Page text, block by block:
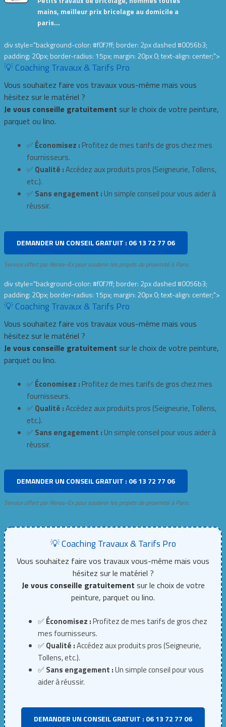
mains, meilleur prix bricolage au domicile a
paris…
div style="background-color: #f0f7ff; border: 2px dashed #0056b3;
padding: 20px; border-radius: 15px; margin: 20px 0; text-align: center;">
💡 Coaching Travaux & Tarifs Pro
Vous souhaitez faire vos travaux vous-même mais vous
hésitez sur le matériel ?
Je vous conseille gratuitement sur le choix de votre peinture,
parquet ou lino.
✅ Économisez : Profitez de mes tarifs de gros chez mes
fournisseurs.
✅ Qualité :Accédez aux produits pros (Seigneurie, Tollens,
etc.).
✅ Sans engagement : Un simple conseil pour vous aider à
réussir.
DEMANDER UN CONSEIL GRATUIT : 06 13 72 77 06
Service offert par Renov-Ex pour soutenir les projets de proximité à Paris.
div style="background-color: #f0f7ff; border: 2px dashed #0056b3;
padding: 20px; border-radius: 15px; margin: 20px 0; text-align: center;">
💡 Coaching Travaux & Tarifs Pro
Vous souhaitez faire vos travaux vous-même mais vous
hésitez sur le matériel ?
Je vous conseille gratuitement sur le choix de votre peinture,
parquet ou lino.
✅ Économisez : Profitez de mes tarifs de gros chez mes
fournisseurs.
✅ Qualité :Accédez aux produits pros (Seigneurie, Tollens,
etc.).
✅ Sans engagement : Un simple conseil pour vous aider à
réussir.
DEMANDER UN CONSEIL GRATUIT : 06 13 72 77 06
Service offert par Renov-Ex pour soutenir les projets de proximité à Paris.
💡 Coaching Travaux & Tarifs Pro
Vous souhaitez faire vos travaux vous-même mais vous
hésitez sur le matériel ?
Je vous conseille gratuitement sur le choix de votre
peinture, parquet ou lino.
✅Économisez :Profitez de mes tarifs de gros chez
mes fournisseurs.
✅Qualité :Accédez aux produits pros (Seigneurie,
Tollens, etc.).
✅Sans engagement :Un simple conseil pour vous
aider à réussir.
DEMANDER UN CONSEIL GRATUIT : 06 13 72 77 06